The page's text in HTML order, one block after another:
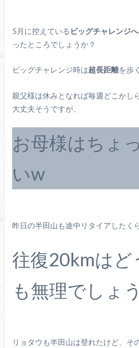
5月に控えている ビッグチャレンジ
ったところでしょうか？
ビッグチャレンジ時は超長距離を歩
親父様は休みとなれば毎週どこかし
大丈夫そうですが、
お母様はちょ
いw
昨日の半田山も途中リタイアしたく
往復20kmはど
も無理でしょう
リョタウも半田山は登れたけど、そ